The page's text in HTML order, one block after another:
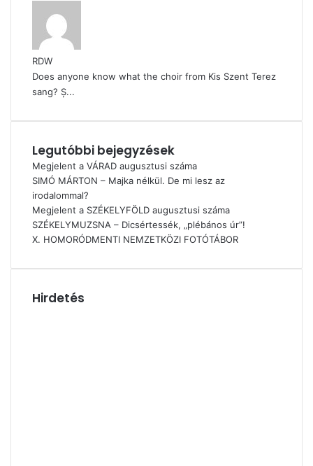
RDW
Does anyone know what the choir from Kis Szent Terez
sang? Ș...
Legutóbbi bejegyzések
Megjelent a VÁRAD augusztusi száma
SIMÓ MÁRTON – Majka nélkül. De mi lesz az
irodalommal?
Megjelent a SZÉKELYFÖLD augusztusi száma
SZÉKELYMUZSNA – Dicsértessék, „plébános úr”!
X. HOMORÓDMENTI NEMZETKÖZI FOTÓTÁBOR
Hirdetés